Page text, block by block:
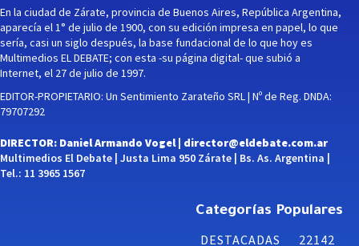
En la ciudad de Zárate, provincia de Buenos Aires, República Argentina,
aparecía el 1° de julio de 1900, con su edición impresa en papel, lo que
sería, casi un siglo después, la base fundacional de lo que hoy es
Multimedios EL DEBATE; con esta -su página digital- que subió a
Internet, el 27 de julio de 1997.
EDITOR-PROPIETARIO: Un Sentimiento Zarateño SRL | Nº de Reg. DNDA:
79707292
DIRECTOR: Daniel Armando Vogel | director@eldebate.com.ar
Multimedios El Debate | Justa Lima 950 Zárate | Bs. As. Argentina |
Tel.: 11 3965 1567
Categorías Populares
DESTACADAS
22142